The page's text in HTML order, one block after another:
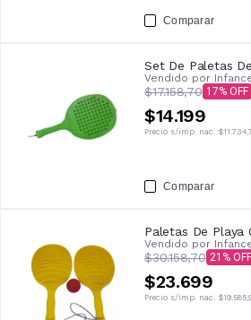
Comparar
Set De Paletas
Vendido por
$17.158,70 17
$14.199
Precio s/imp. nac.
Comparar
Paletas De Playa
Vendido por
$30.158,70 21
$23.699
Precio s/imp. nac.